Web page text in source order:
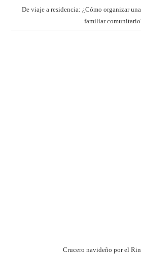
De viaje a residencia: ¿Cómo organizar
familiar
Crucero navideño por el